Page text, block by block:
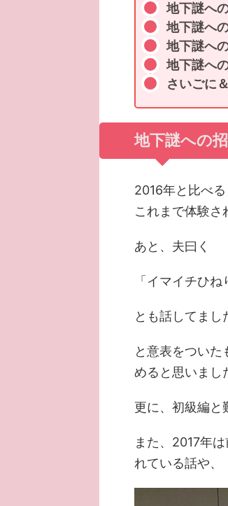
地下謎へ
地下謎へ
地下謎へ
地下謎へ
さいごに
地下謎への
2016年と比べ
これまで体験
あと、夫曰く
「イマイチひ
とも話してまし
と意表をつい
めると思いまし
更に、初級編と
また、2017年
れている話や、